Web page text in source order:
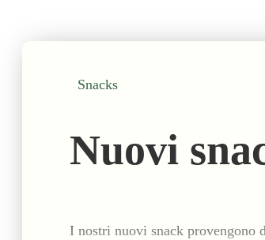
Snacks
Nuovi
I nostri nuovi snack provengono